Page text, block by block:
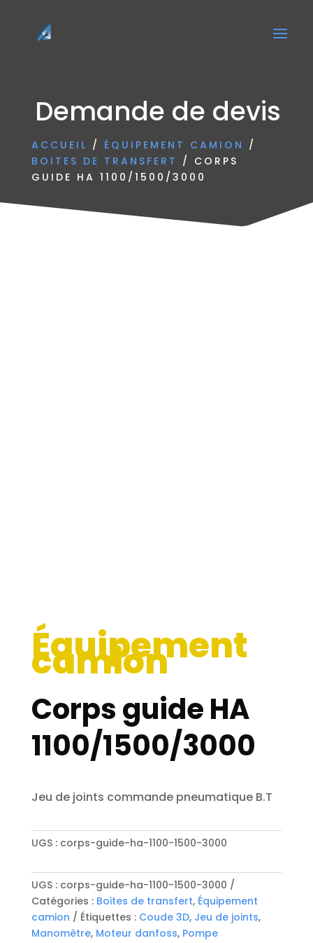
Demande de devis
ACCUEIL / ÉQUIPEMENT CAMION /
BOITES DE TRANSFERT / CORPS
GUIDE HA 1100/1500/3000
Équipement
camion
Corps guide HA
1100/1500/3000
Jeu de joints commande pneumatique B.T
UGS : corps-guide-ha-1100-1500-3000
UGS : corps-guide-ha-1100-1500-3000
Catégories : Boites de transfert, Équipement
camion
Étiquettes : Coude 3D, Jeu de joints,
Manomètre, Moteur danfoss, Pompe